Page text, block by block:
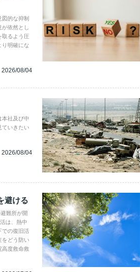
的な抑制
依然とし
取るよう圧
り明確にな
2026/08/04
本社及び中
ていきたい
2026/08/04
避ける
難所が開
は、熱中
での復旧活
をどう防い
高度救命救